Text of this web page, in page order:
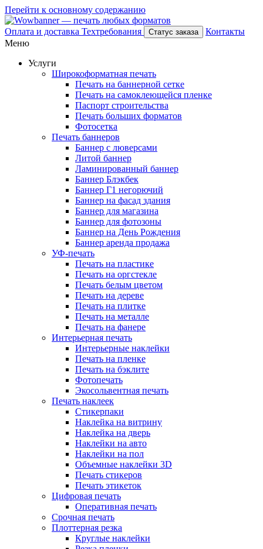
Перейти к основному содержанию
Оплата и доставка Техтребования Статус заказа
Контакты
Меню
Услуги
Широкоформатная печать
Печать на баннерной сетке
Печать на самоклеющейся пленке
Паспорт строительства
Печать больших форматов
Фотосетка
Печать баннеров
Баннер с люверсами
Литой баннер
Ламинированный баннер
Баннер Блэкбек
Баннер Г1 негорючий
Баннер на фасад здания
Баннер для магазина
Баннер для фотозоны
Баннер на День Рождения
Баннер аренда продажа
УФ-печать
Печать на пластике
Печать на оргстекле
Печать белым цветом
Печать на дереве
Печать на плитке
Печать на металле
Печать на фанере
Интерьерная печать
Интерьерные наклейки
Печать на пленке
Печать на бэклите
Фотопечать
Экосольвентная печать
Печать наклеек
Стикерпаки
Наклейка на витрину
Наклейка на дверь
Наклейки на авто
Наклейки на пол
Объемные наклейки 3D
Печать стикеров
Печать этикеток
Цифровая печать
Оперативная печать
Срочная печать
Плоттерная резка
Круглые наклейки